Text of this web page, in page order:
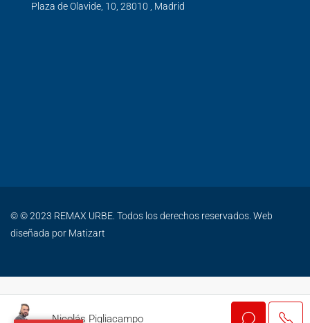
Plaza de Olavide, 10, 28010 , Madrid
© © 2023 REMAX URBE. Todos los derechos reservados. Web
diseñada por Matizart
Nicolás Pigliacampo